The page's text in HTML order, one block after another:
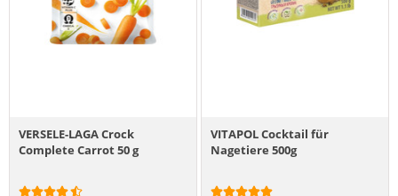
VERSELE-LAGA Crock
Complete Carrot 50 g
VITAPOL Cocktail für
Nagetiere 500g